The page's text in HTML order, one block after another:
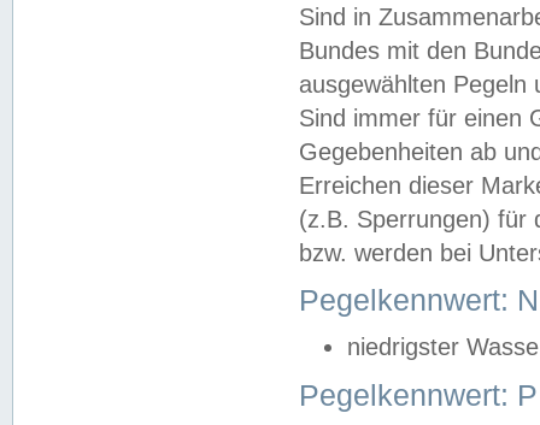
Sind in
Bundes mit den
ausgewählten
Sind immer für einen
Gegebenheiten ab
Erreichen dieser
(z.B. Sperrungen) für
bzw. werden bei
Pegelkennwert:
niedrigster
Pegelkennwert: